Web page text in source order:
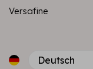
Versafine